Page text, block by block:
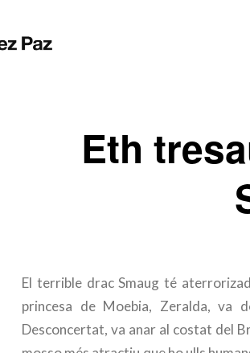
Eth
El terrible drac Smaug té
princesa de Moebia, Zeralda, va
Desconcertat, va anar al costat del